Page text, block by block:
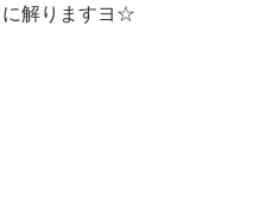
に解りますヨ☆